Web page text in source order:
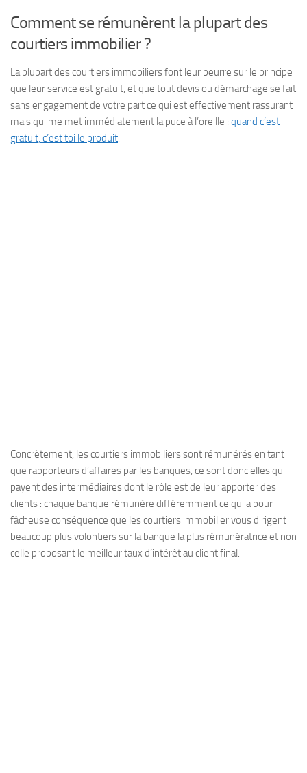
Comment se rémunèrent la plupart des
courtiers immobilier ?
La plupart des courtiers immobiliers font leur beurre sur le principe
que leur service est gratuit, et que tout devis ou démarchage se fait
sans engagement de votre part ce qui est effectivement rassurant
mais qui me met immédiatement la puce à l’oreille : quand c’est
gratuit, c’est toi le produit.
Concrètement, les courtiers immobiliers sont rémunérés en tant
que rapporteurs d’affaires par les banques, ce sont donc elles qui
payent des intermédiaires dont le rôle est de leur apporter des
clients : chaque banque rémunère différemment ce qui a pour
fâcheuse conséquence que les courtiers immobilier vous dirigent
beaucoup plus volontiers sur la banque la plus rémunératrice et non
celle proposant le meilleur taux d’intérêt au client final.